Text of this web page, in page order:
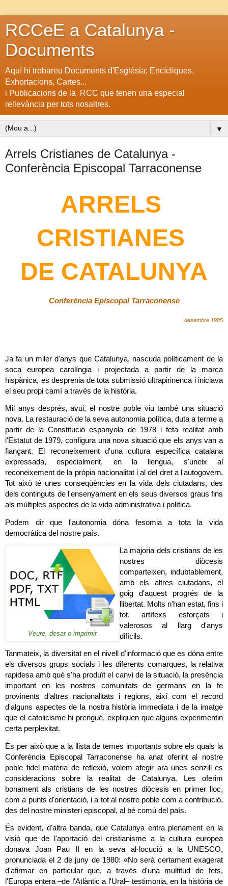
RCCeE a Catalunya -
Documents
Aquí hi trobareu Documents d'Església; Encícliques,
Exhortacions, Cartes...
i Publicacions de la RCC que tenen una especial
rellevància per tots nosaltres.
▼
Arrels Cristianes de Catalunya -
Conferència Episcopal Tarraconense
ARRELS
CRISTIANES
DE CATALUNYA
Conferència Episcopal Tarraconense
desembre 1985
Ja fa un miler d'anys que Catalunya, nascuda políticament de la
soca europea carolíngia i projectada a partir de la marca
hispànica, es desprenia de tota submissió ultrapirinenca i iniciava
el seu propi camí a través de la història.
Mil anys després, avui, el nostre poble viu també una situació
nova. La restauració de la seva autonomia política, duta a terme a
partir de la Constitució espanyola de 1978 i feta realitat amb
l'Estatut de 1979, configura una nova situació que els anys van a
fiançant. El reconeixement d'una cultura específica catalana
expressada, especialment, en la llengua, s'uneix al
reconeixement de la pròpia nacionalitat i al del dret a l'autogovern.
Tot això té unes conseqüències en la vida dels ciutadans, des
dels continguts de l'ensenyament en els seus diversos graus fins
als múltiples aspectes de la vida administrativa i política.
Podem dir que l'autonomia dóna fesomia a tota la vida
democràtica del nostre país.
Veure, desar o imprimir
La majoria dels cristians de les
nostres diòcesis
comparteixen, indubtablement,
amb els altres ciutadans, el
goig d'aquest progrés de la
llibertat. Molts n'han estat, fins i
tot, artífexs esforçats i
valerosos al llarg d'anys
difícils.
Tanmateix, la diversitat en el nivell d'informació que es dóna entre
els diversos grups socials i les diferents comarques, la relativa
rapidesa amb què s'ha produït el canvi de la situació, la presència
important en les nostres comunitats de germans en la fe
provinents d'altres nacionalitats i regions, així com el record
d'alguns aspectes de la nostra història immediata i de la imatge
que el catolicisme hi prengué, expliquen que alguns experimentin
certa perplexitat.
És per això que a la llista de temes importants sobre els quals la
Conferència Episcopal Tarraconense ha anat oferint al nostre
poble fidel matèria de reflexió, volem afegir ara unes senzill es
consideracions sobre la realitat de Catalunya. Les oferim
bonament als cristians de les nostres diòcesis en primer lloc,
com a punts d'orientació, i a tot al nostre poble com a contribució,
des del nostre ministeri episcopal, al bé comú del país.
És evident, d'altra banda, que Catalunya entra plenament en la
visió que de l'aportació del cristianisme a la cultura europea
donava Joan Pau II en la seva al·locució a la UNESCO,
pronunciada el 2 de juny de 1980: «No serà certament exagerat
d'afirmar en particular que, a través d'una multitud de fets,
l'Europa entera –de l'Atlàntic a l'Ural– testimonia, en la història de